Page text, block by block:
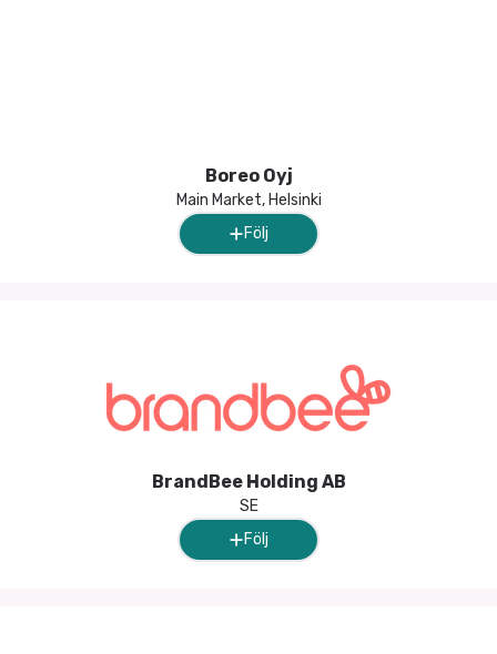
Boreo Oyj
Main Market, Helsinki
Följ
BrandBee Holding AB
SE
Följ